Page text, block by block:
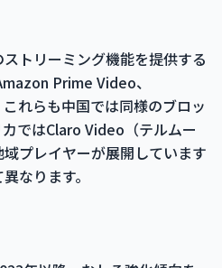
トリーミング機能を提供する
Prime Video、
れらも中国では同様のブロッ
ではClaro Video（テルムー
プレイヤーが展開しています
なります。